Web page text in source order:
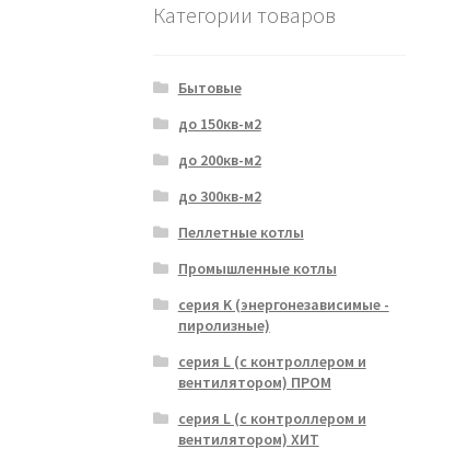
Категории товаров
Бытовые
до 150кв-м2
до 200кв-м2
до 300кв-м2
Пеллетные котлы
Промышленные котлы
серия K (энергонезависимые -
пиролизные)
серия L (с контроллером и
вентилятором) ПРОМ
серия L (с контроллером и
вентилятором) ХИТ